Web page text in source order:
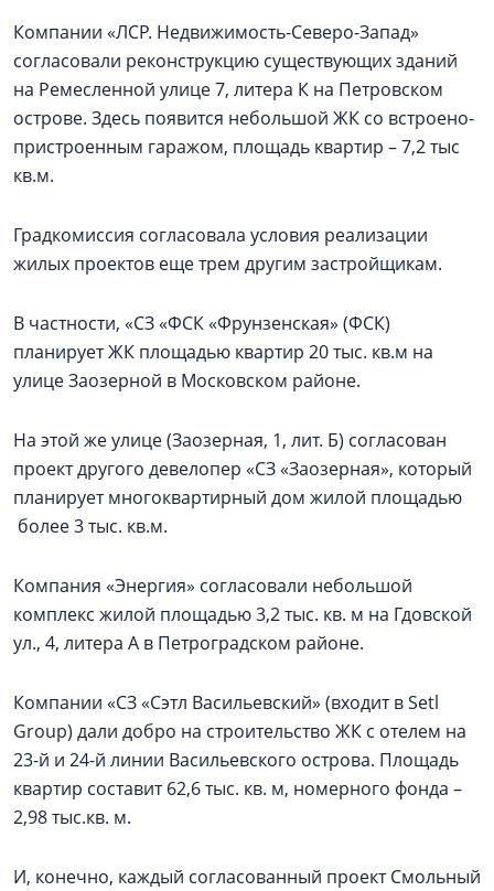
Компании «ЛСР. Недвижимость-Северо-Запад»
согласовали реконструкцию существующих зданий
на Ремесленной улице 7, литера К на Петровском
острове. Здесь появится небольшой ЖК со встроено-
пристроенным гаражом, площадь квартир – 7,2 тыс
кв.м.
Градкомиссия согласовала условия реализации
жилых проектов еще трем другим застройщикам.
В частности, «СЗ «ФСК «Фрунзенская» (ФСК)
планирует ЖК площадью квартир 20 тыс. кв.м на
улице Заозерной в Московском районе.
На этой же улице (Заозерная, 1, лит. Б) согласован
проект другого девелопер «СЗ «Заозерная», который
планирует многоквартирный дом жилой площадью
более 3 тыс. кв.м.
Компания «Энергия» согласовали небольшой
комплекс жилой площадью 3,2 тыс. кв. м на Гдовской
ул., 4, литера А в Петроградском районе.
Компании «СЗ «Сэтл Васильевский» (входит в Setl
Group) дали добро на строительство ЖК с отелем на
23-й и 24-й линии Васильевского острова. Площадь
квартир составит 62,6 тыс. кв. м, номерного фонда –
2,98 тыс.кв. м.
И, конечно, каждый согласованный проект Смольный